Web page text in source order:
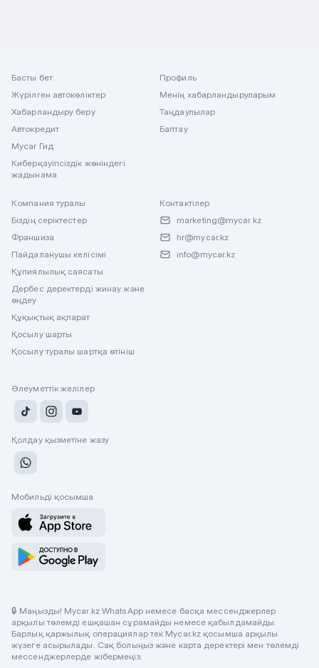
Басты бет
Жүрілген автокөліктер
Хабарландыру беру
Автокредит
Mycar Гид
Киберқауіпсіздік жөніндегі
жадынама
Профиль
Менің хабарландыруларым
Таңдаулылар
Баптау
Компания туралы
Біздің серіктестер
Франшиза
Пайдаланушы келісімі
Құпиялылық саясаты
Дербес деректерді жинау және
өңдеу
Құқықтық ақпарат
Қосылу шарты
Қосылу туралы шартқа өтініш
Контактілер
marketing@mycar.kz
hr@mycar.kz
info@mycar.kz
Әлеуметтік желілер
Қолдау қызметіне жазу
Мобильді қосымша
🔒 Маңызды! Mycar.kz WhatsApp немесе басқа мессенджерлер
арқылы төлемді ешқашан сұрамайды немесе қабылдамайды.
Барлық қаржылық операциялар тек Mycar.kz қосымша арқылы
жүзеге асырылады. Сақ болыңыз және карта деректері мен төлемді
мессенджерлерде жібермеңіз.